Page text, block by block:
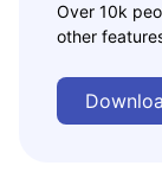
Over 10k
other